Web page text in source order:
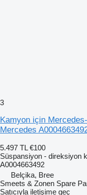
3
Kamyon için
Mercedes
5.497 TL €100
Süspansiyon - direksiyon
A0004663492
Belçika, Bree
Smeets & Zonen Spare
Satıcıyla iletişime geç